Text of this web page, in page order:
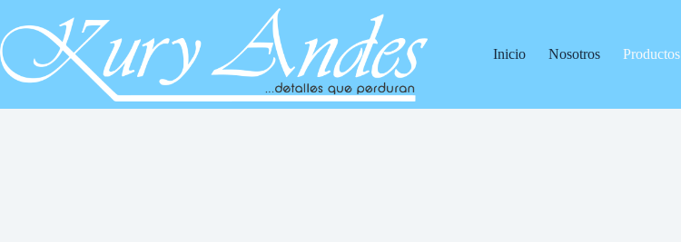
contenido
Inicio
Nosotros Productos